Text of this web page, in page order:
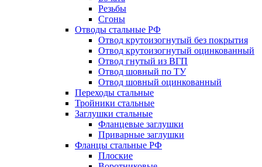
Резьбы
Сгоны
Отводы стальные РФ
Отвод крутоизогнутый без покрытия
Отвод крутоизогнутый оцинкованный
Отвод гнутый из ВГП
Отвод шовный по ТУ
Отвод шовный оцинкованный
Переходы стальные
Тройники стальные
Заглушки стальные
Фланцевые заглушки
Приварные заглушки
Фланцы стальные РФ
Плоские